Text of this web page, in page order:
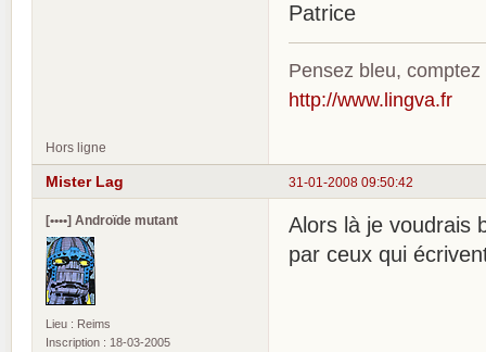
Patrice
Pensez bleu, comptez
http://www.lingva.fr
Hors ligne
31-01-2008 09:50:42
Mister Lag
[••••] Androïde mutant
Lieu : Reims
Inscription : 18-03-2005
Alors là je voudrais
par ceux qui